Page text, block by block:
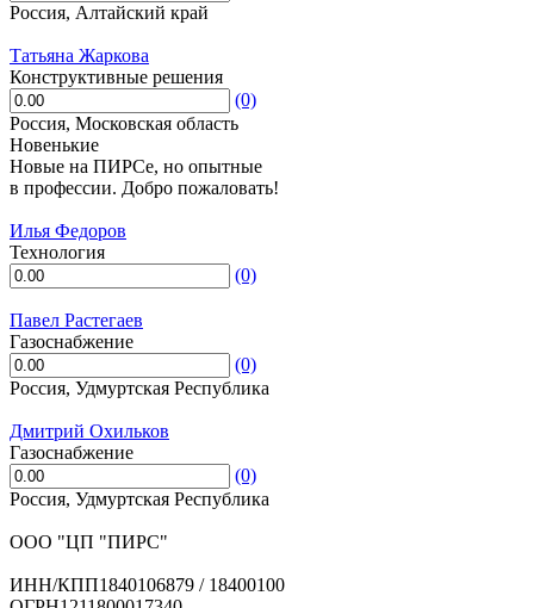
Россия, Алтайский край
Татьяна Жаркова
Конструктивные решения
(0)
Россия, Московская область
Новенькие
Новые на ПИРСе, но опытные
в профессии. Добро пожаловать!
Илья Федоров
Технология
(0)
Павел Растегаев
Газоснабжение
(0)
Россия, Удмуртская Республика
Дмитрий Охильков
Газоснабжение
(0)
Россия, Удмуртская Республика
ООО "ЦП "ПИРС"
ИНН/КПП1840106879 / 18400100